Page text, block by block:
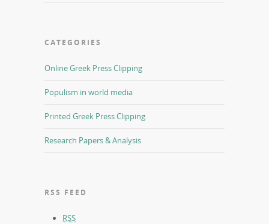
CATEGORIES
Online Greek Press Clipping
Populism in world media
Printed Greek Press Clipping
Research Papers & Analysis
RSS FEED
RSS